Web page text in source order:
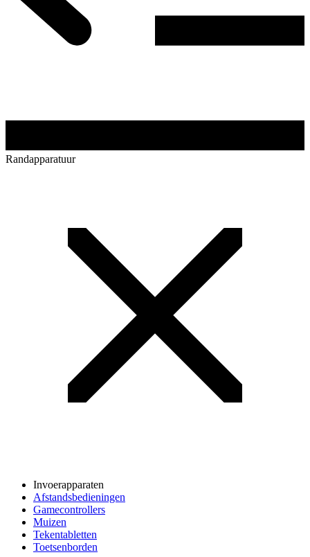
Randapparatuur
Invoerapparaten
Afstandsbedieningen
Gamecontrollers
Muizen
Tekentabletten
Toetsenborden